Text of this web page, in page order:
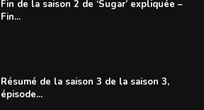
Fin de la saison 2 de ‘Sugar’ expliquée –
Fin...
Résumé de la saison 3 de la saison 3,
épisode...